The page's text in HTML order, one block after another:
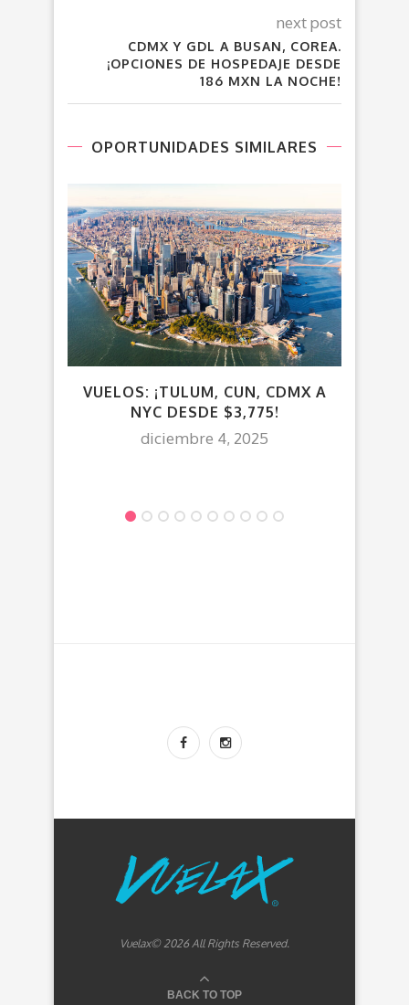
next post
CDMX Y GDL A BUSAN, COREA.
¡OPCIONES DE HOSPEDAJE DESDE
186 MXN LA NOCHE!
OPORTUNIDADES SIMILARES
VUELOS: ¡TULUM, CUN, CDMX A
NYC DESDE $3,775!
diciembre 4, 2025
Vuelax© 2026 All Rights Reserved.
BACK TO TOP